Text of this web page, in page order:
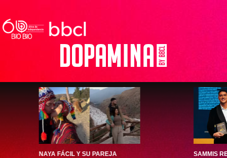
NAYA FÁCIL Y SU PAREJA
SAMMIS